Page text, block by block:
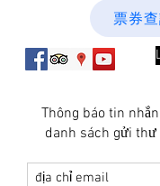
票券
Thông báo tin
danh sách gửi